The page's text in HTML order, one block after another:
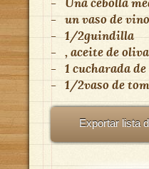
- un vaso de
- 1/2guindilla
- , aceite de
- 1 cucharada
- 1/2vaso de
Exportar lista